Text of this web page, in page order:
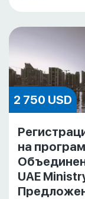
2 750 USD
на
UAE